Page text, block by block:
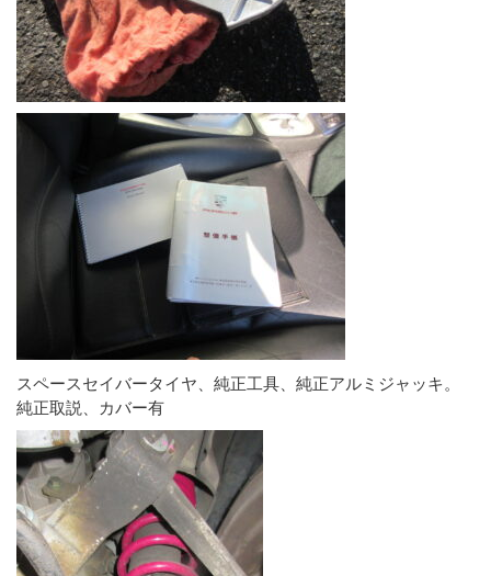
スペースセイバータイヤ、純正工具、純正アルミジャッキ。
純正取説、カバー有